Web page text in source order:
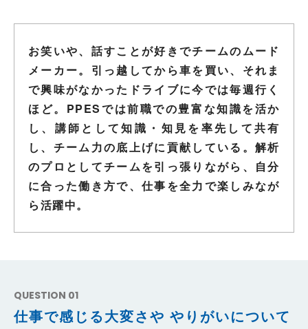
お笑いや、話すことが好きでチームのムード
メーカー。引っ越してから車を買い、それま
で興味がなかったドライブに今では毎週行く
ほど。PPESでは前職での豊富な知識を活か
し、講師として知識・知見を率先して共有
し、チーム力の底上げに貢献している。解析
のプロとしてチームを引っ張りながら、自分
に合った働き方で、仕事を全力で楽しみなが
ら活躍中。
QUESTION 01
仕事で感じる大変さや やりがいについて